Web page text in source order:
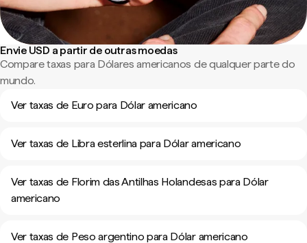
Envie USD a partir de outras moedas
Compare taxas para Dólares americanos de qualquer parte do
mundo.
Ver taxas de Euro para Dólar americano
Ver taxas de Libra esterlina para Dólar americano
Ver taxas de Florim das Antilhas Holandesas para Dólar
americano
Ver taxas de Peso argentino para Dólar americano